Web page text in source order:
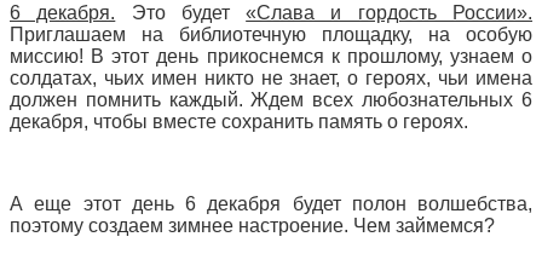
6 декабря. Это будет«Слава и гордость России».
Приглашаем на библиотечную площадку, на особую
миссию! В этот день прикоснемся к прошлому, узнаем о
солдатах, чьих имен никто не знает, о героях, чьи имена
должен помнить каждый. Ждем всех любознательных 6
декабря, чтобы вместе сохранить память о героях.
А еще этот день 6 декабря будет полон волшебства,
поэтому создаем зимнее настроение. Чем займемся?